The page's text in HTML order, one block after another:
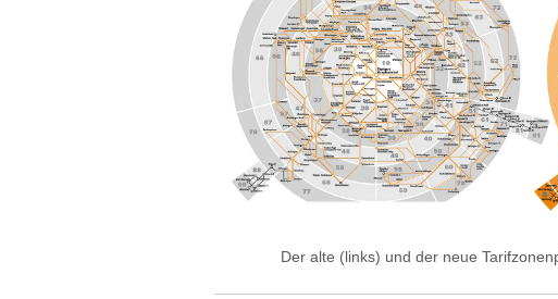
Der alte (links) und der neue